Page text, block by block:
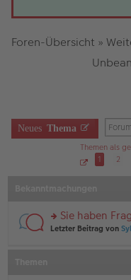
Foren-Übersicht »
Neues Thema
Themen als
v
o
n
1 2
rs
Sie haben
Letzter Beitrag von